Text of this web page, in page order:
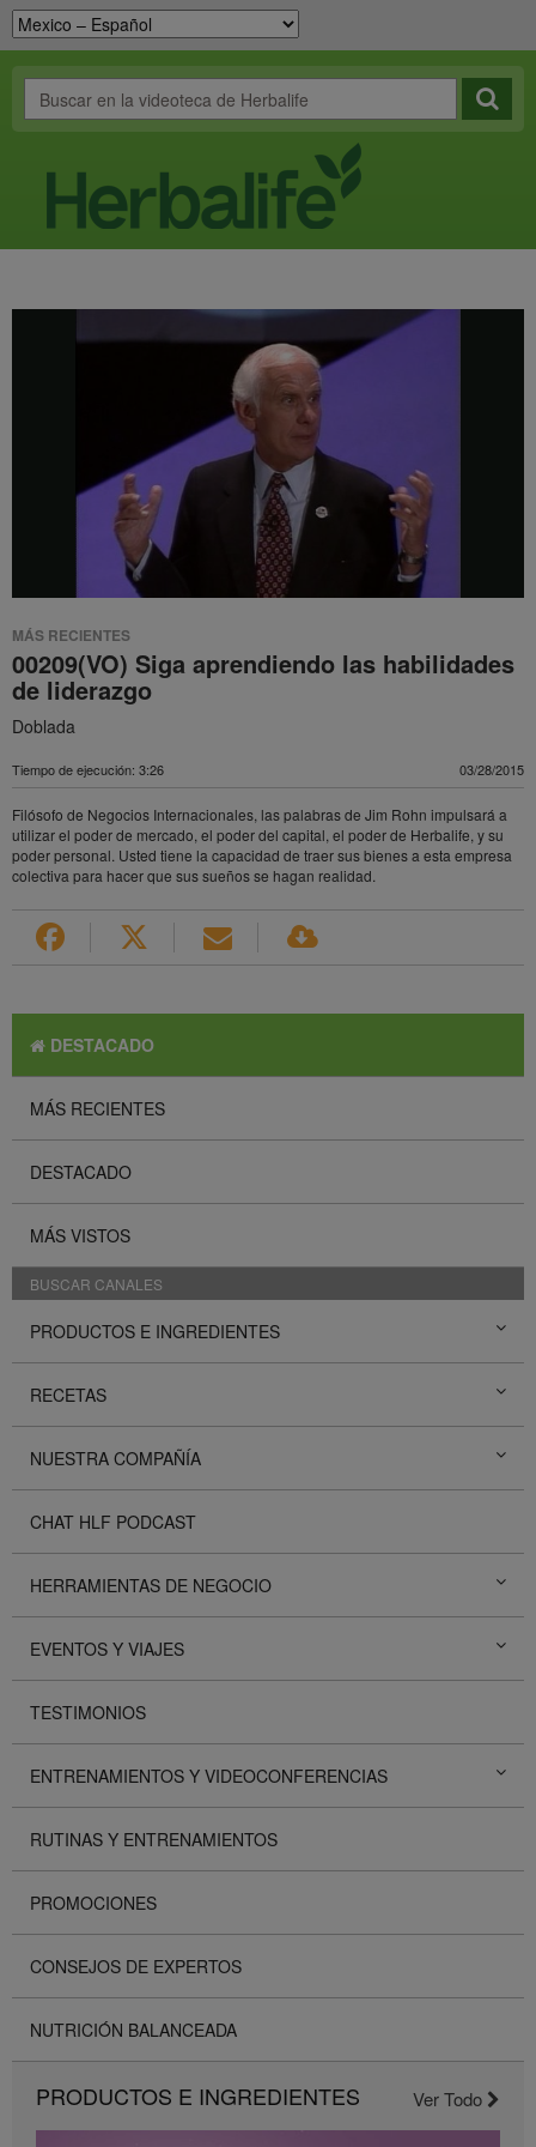
MÁS RECIENTES
00209(VO) Siga aprendiendo las habilidades
de liderazgo
Doblada
Tiempo de ejecución: 3:26 03/28/2015
Filósofo de Negocios Internacionales, las palabras de Jim Rohn impulsará a
utilizar el poder de mercado, el poder del capital, el poder de Herbalife, y su
poder personal. Usted tiene la capacidad de traer sus bienes a esta empresa
colectiva para hacer que sus sueños se hagan realidad.
DESTACADO
MÁS RECIENTES
DESTACADO
MÁS VISTOS
BUSCAR CANALES
PRODUCTOS E INGREDIENTES
RECETAS
NUESTRA COMPAÑÍA
CHAT HLF PODCAST
HERRAMIENTAS DE NEGOCIO
EVENTOS Y VIAJES
TESTIMONIOS
ENTRENAMIENTOS Y VIDEOCONFERENCIAS
RUTINAS Y ENTRENAMIENTOS
PROMOCIONES
CONSEJOS DE EXPERTOS
NUTRICIÓN BALANCEADA
PRODUCTOS E INGREDIENTES Ver Todo